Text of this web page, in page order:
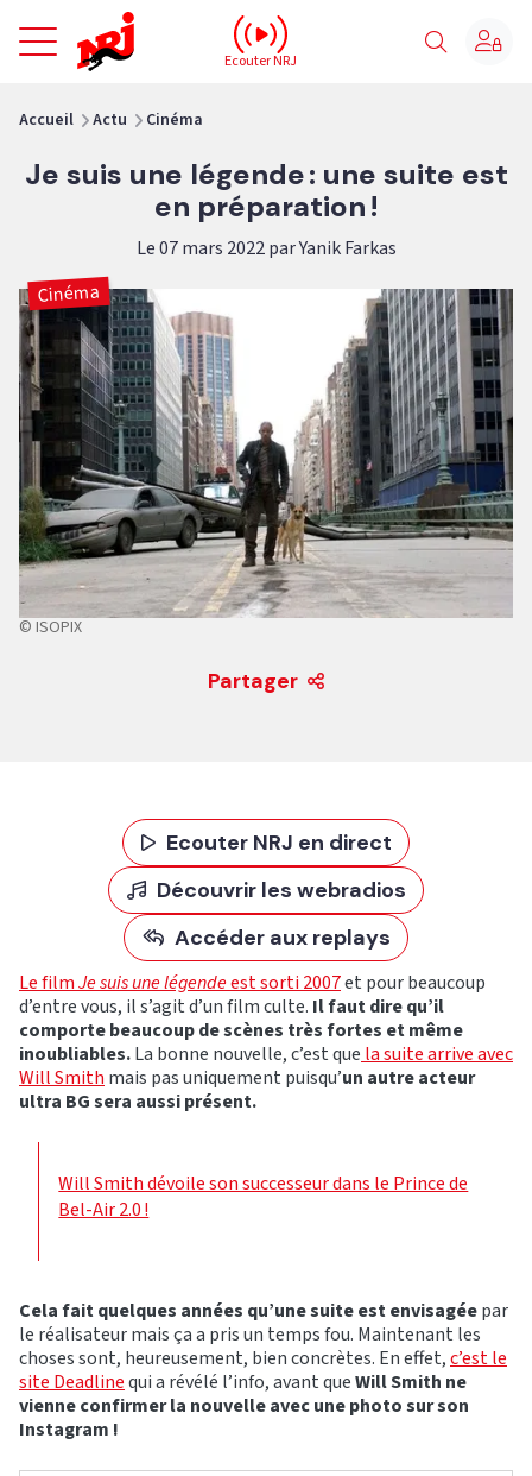
NRJ - Accueil
Ecouter NRJ
Accueil Actu Cinéma
Je suis une légende : une suite est
en préparation !
Le 07 mars 2022 par Yanik Farkas
Cinéma
© ISOPIX
Partager
Ecouter NRJ en direct
Découvrir les webradios
Accéder aux replays
Le filmJe suis une légendeest sorti 2007et pour beaucoup
d’entre vous, il s’agit d’un film culte. Il faut dire qu’il
comporte beaucoup de scènes très fortes et même
inoubliables.La bonne nouvelle, c’est que la suite arrive avec
Will Smith mais pas uniquement puisqu’un autre acteur
ultra BG sera aussi présent.
Will Smith dévoile son successeur dans le Prince de
Bel-Air 2.0 !
Cela fait quelques années qu’une suite est envisagéepar
le réalisateur mais ça a pris un temps fou. Maintenant les
choses sont, heureusement, bien concrètes. En effet,c’est le
site Deadlinequi a révélé l’info, avant queWill Smith ne
vienne confirmer la nouvelle avec une photo sur son
Instagram !